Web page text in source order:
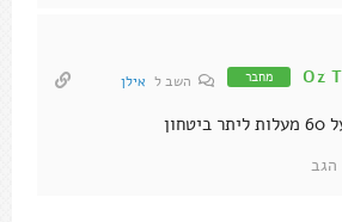
Oz מחבר השב ל אילן
הגב